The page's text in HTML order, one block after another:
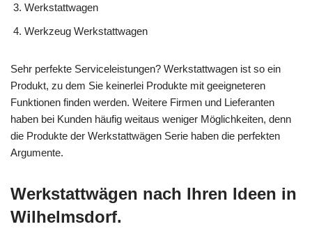
Werkstattwagen
Werkzeug Werkstattwagen
Sehr perfekte Serviceleistungen? Werkstattwagen ist so ein
Produkt, zu dem Sie keinerlei Produkte mit geeigneteren
Funktionen finden werden. Weitere Firmen und Lieferanten
haben bei Kunden häufig weitaus weniger Möglichkeiten, denn
die Produkte der Werkstattwägen Serie haben die perfekten
Argumente.
Werkstattwägen nach Ihren Ideen in
Wilhelmsdorf.